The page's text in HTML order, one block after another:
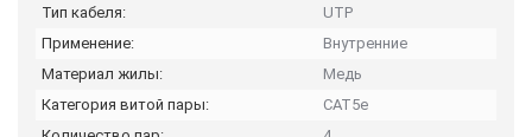
Тип кабеля:
UTP
Применение:
Внутренние
Материал жилы:
Медь
Категория витой пары:
CAT5e